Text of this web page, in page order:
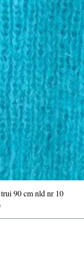
90 cm nld nr 10